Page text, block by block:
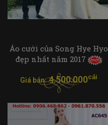
Áo cưới của Song Hye Hyo
đẹp nhất năm 2017
Giá bán:4.500.000cái